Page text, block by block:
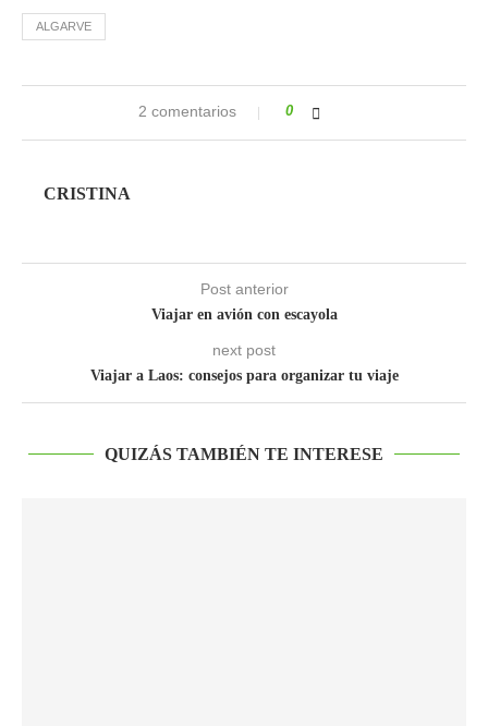
ALGARVE
2 comentarios 0
CRISTINA
Post anterior
Viajar en avión con escayola
next post
Viajar a Laos: consejos para organizar tu viaje
QUIZÁS TAMBIÉN TE INTERESE